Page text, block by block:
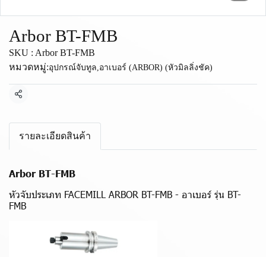
Arbor BT-FMB
SKU : Arbor BT-FMB
หมวดหมู่:อุปกรณ์จับทูล,อาเบอร์ (ARBOR) (หัวมิลลิ่งชัค)
แชร์
รายละเอียดสินค้า
Arbor BT-FMB
หัวจับประเภท FACEMILL ARBOR BT-FMB - อาเบอร์ รุ่น BT-
FMB